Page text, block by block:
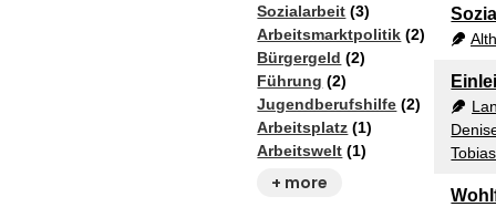
Sozialarbeit (3)
Arbeitsmarktpolitik (2)
Bürgergeld (2)
Führung (2)
Jugendberufshilfe (2)
Arbeitsplatz (1)
Arbeitswelt (1)
+ more
Tobias